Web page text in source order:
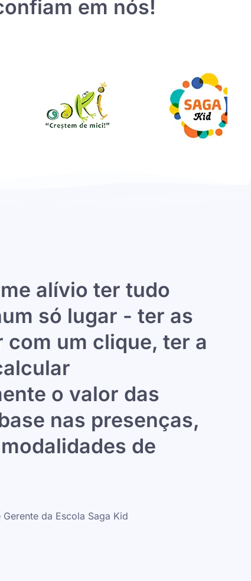
em nós!
alívio ter tudo
só lugar - ter as
com um clique, ter a
o valor das
nas presenças,
de
da Escola Saga Kid